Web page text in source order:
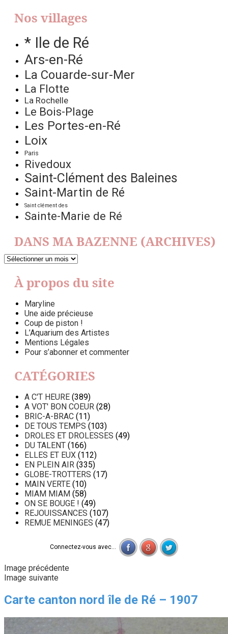
Nos villages
* Ile de Ré
Ars-en-Ré
La Couarde-sur-Mer
La Flotte
La Rochelle
Le Bois-Plage
Les Portes-en-Ré
Loix
Paris
Rivedoux
Saint-Clément des Baleines
Saint-Martin de Ré
Saint clément des
Sainte-Marie de Ré
DANS MA BAZENNE (ARCHIVES)
DANS
BAZENNE
(ARCHIVES)
À propos du site
Maryline
Une aide précieuse
Coup de piston !
L’Aquarium des Artistes
Mentions Légales
Pour s’abonner et commenter
CATÉGORIES
A C'T HEURE (389)
A VOT' BON COEUR (28)
BRIC-A-BRAC (11)
DE TOUS TEMPS (103)
DROLES ET DROLESSES (49)
DU TALENT (166)
ELLES ET EUX (112)
EN PLEIN AIR (335)
GLOBE-TROTTERS (17)
MAIN VERTE (10)
MIAM MIAM (58)
ON SE BOUGE ! (49)
REJOUISSANCES (107)
REMUE MENINGES (47)
Connectez-vous avec...
Image précédente
Image suivante
Carte canton nord île de Ré – 1907